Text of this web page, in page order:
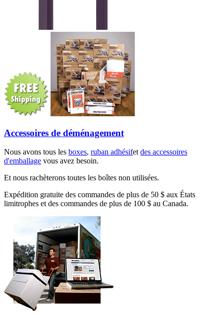
Accessoires de déménagement
Nous avons tous les boxes, ruban adhésifetdes accessoires
d'emballage vous avez besoin.
Et nous rachèterons toutes les boîtes non utilisées.
Expédition gratuite des commandes de plus de 50 $ aux États
limitrophes et des commandes de plus de 100 $ au Canada.